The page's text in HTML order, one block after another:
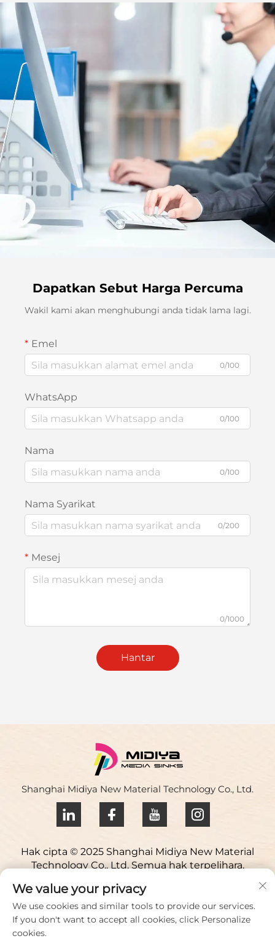
Dapatkan Sebut Harga Percuma
Wakil kami akan menghubungi anda tidak lama lagi.
Emel
0/100
WhatsApp
0/100
Nama
0/100
Nama Syarikat
0/200
Mesej
0/1000
Hantar
Shanghai Midiya New Material Technology Co., Ltd.
Hak cipta © 2025 Shanghai Midiya New Material
Technology Co., Ltd. Semua hak terpelihara.
Dasar Privasi
Hubungi Kami
Address: Taman Sains Yuqiao, 98 Lianfu Road, Bandar
We value your privacy
We use cookies and similar tools to provide our services.
If you don't want to accept all cookies, click Personalize
cookies.